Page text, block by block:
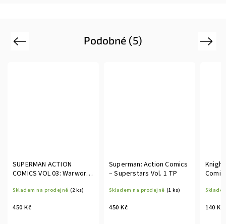
Podobné (5)
Previous
SUPERMAN ACTION
COMICS VOL 03: Warworld
Skladem na prodejně (2 ks)
450 Kč
Superman: Action Comics
– Superstars Vol. 1 TP
Skladem na prodejně (1 ks)
450 Kč 140 Kč
Next